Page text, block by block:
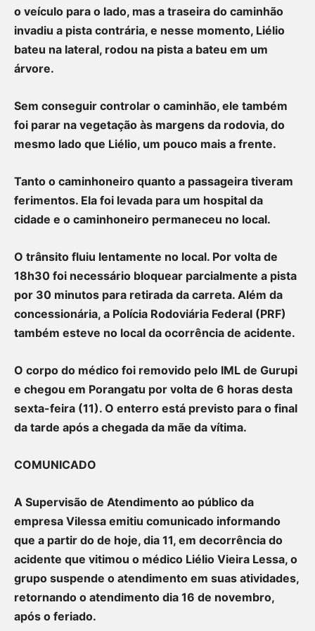
o veículo para o lado, mas a traseira do caminhão
invadiu a pista contrária, e nesse momento, Liélio
bateu na lateral, rodou na pista a bateu em um
árvore.
Sem conseguir controlar o caminhão, ele também
foi parar na vegetação às margens da rodovia, do
mesmo lado que Liélio, um pouco mais a frente.
Tanto o caminhoneiro quanto a passageira tiveram
ferimentos. Ela foi levada para um hospital da
cidade e o caminhoneiro permaneceu no local.
O trânsito fluiu lentamente no local. Por volta de
18h30 foi necessário bloquear parcialmente a pista
por 30 minutos para retirada da carreta. Além da
concessionária, a Polícia Rodoviária Federal (PRF)
também esteve no local da ocorrência de acidente.
O corpo do médico foi removido pelo IML de Gurupi
e chegou em Porangatu por volta de 6 horas desta
sexta-feira (11). O enterro está previsto para o final
da tarde após a chegada da mãe da vítima.
COMUNICADO
A Supervisão de Atendimento ao público da
empresa Vilessa emitiu comunicado informando
que a partir do de hoje, dia 11, em decorrência do
acidente que vitimou o médico Liélio Vieira Lessa, o
grupo suspende o atendimento em suas atividades,
retornando o atendimento dia 16 de novembro,
após o feriado.